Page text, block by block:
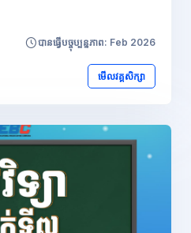
បានធ្វើបច្ចុប្បន្នភាព: Feb 2026
មើលវគ្គសិក្សា